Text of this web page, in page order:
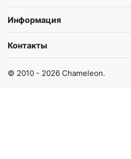
Информация
Контакты
© 2010 - 2026 Chameleon.